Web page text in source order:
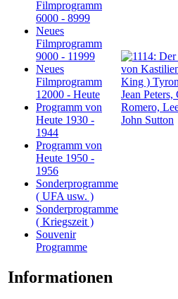
Filmprogramm
6000 - 8999
Neues
Filmprogramm
9000 - 11999
Neues
Filmprogramm
12000 - Heute
Programm von
Heute 1930 -
1944
Programm von
Heute 1950 -
1956
Sonderprogramme
( UFA usw. )
Sonderprogramme
( Kriegszeit )
Souvenir
Programme
Informationen